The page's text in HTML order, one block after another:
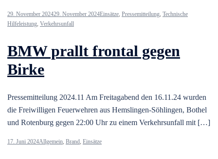
29. November 202429. November 2024Einsätze, Pressemitteilung, Technische
Hilfeleistung, Verkehrsunfall
BMW prallt frontal gegen
Birke
Pressemitteilung 2024.11 Am Freitagabend den 16.11.24 wurden
die Freiwilligen Feuerwehren aus Hemslingen-Söhlingen, Bothel
und Rotenburg gegen 22:00 Uhr zu einem Verkehrsunfall mit […]
17. Juni 2024Allgemein, Brand, Einsätze